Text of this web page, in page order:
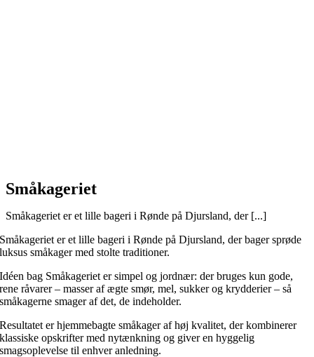
Småkageriet
Småkageriet er et lille bageri i Rønde på Djursland, der [...]
Småkageriet er et lille bageri i Rønde på Djursland, der bager sprøde
luksus småkager med stolte traditioner.
Idéen bag Småkageriet er simpel og jordnær: der bruges kun gode,
rene råvarer – masser af ægte smør, mel, sukker og krydderier – så
småkagerne smager af det, de indeholder.
Resultatet er hjemmebagte småkager af høj kvalitet, der kombinerer
klassiske opskrifter med nytænkning og giver en hyggelig
smagsoplevelse til enhver anledning.